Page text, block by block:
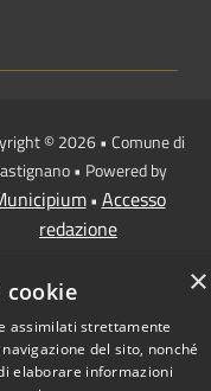
© 2026 • Comune di
• Powered by
• Accesso
redazione
×
cookie
assimilati strettamente
del sito, nonché
elaborare informazioni